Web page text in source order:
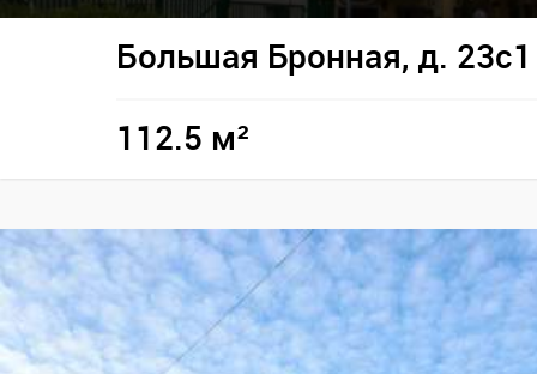
Большая Бронная, д. 23с1
112.5 м²